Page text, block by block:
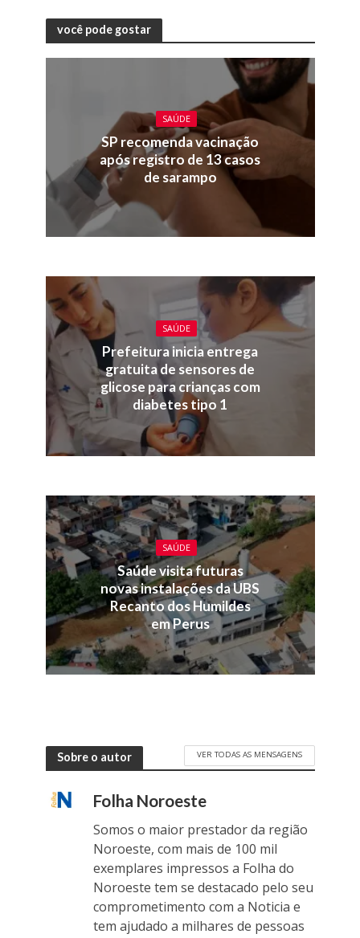
você pode gostar
SAÚDE
SP recomenda vacinação
após registro de 13 casos
de sarampo
SAÚDE
Prefeitura inicia entrega
gratuita de sensores de
glicose para crianças com
diabetes tipo 1
SAÚDE
Saúde visita futuras
novas instalações da UBS
Recanto dos Humildes
em Perus
Sobre o autor VER TODAS AS MENSAGENS
Folha Noroeste
Somos o maior prestador da região
Noroeste, com mais de 100 mil
exemplares impressos a Folha do
Noroeste tem se destacado pelo seu
comprometimento com a Noticia e
tem ajudado a milhares de pessoas